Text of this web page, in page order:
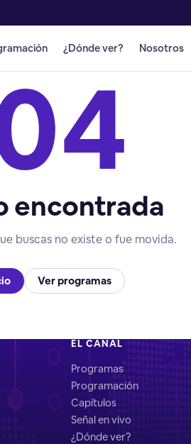
¿Dónde ver? Nosotros
encontrada
buscas no existe o fue movida.
Ver programas
EL CANAL
Programas
Programación
Capítulos
Señal en vivo
¿Dónde ver?